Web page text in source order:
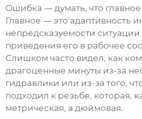
Ошибка — думать, что
Главное — это адаптивность
непредсказуемости ситуации
приведения его в рабочее
Слишком часто видел, как
драгоценные минуты из-за
гидравлики или из-за того,
подходил к резьбе, которая,
метрическая, а дюймовая.